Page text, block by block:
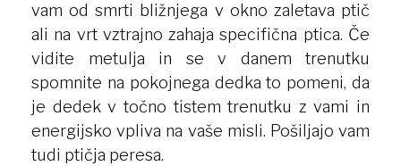
vam od smrti bližnjega v okno zaletava ptič
ali na vrt vztrajno zahaja specifična ptica. Če
vidite metulja in se v danem trenutku
spomnite na pokojnega dedka to pomeni, da
je dedek v točno tistem trenutku z vami in
energijsko vpliva na vaše misli. Pošiljajo vam
tudi ptičja peresa.